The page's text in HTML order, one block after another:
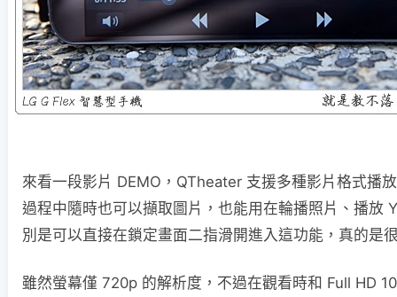
來看一段影片 DEMO，QTheater 支援多種影片格式播
過程中隨時也可以擷取圖片，也能用在輪播照片、播放
別是可以直接在鎖定畫面二指滑開進入這功能，真的是
雖然螢幕僅 720p 的解析度，不過在觀看時和 Full HD